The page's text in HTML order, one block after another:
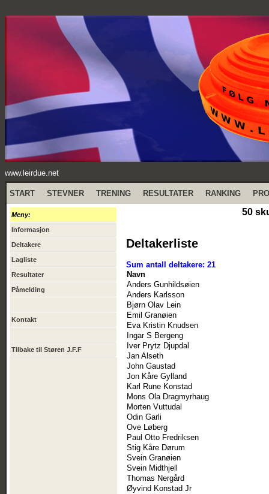
www.leirdue.net
START STEVNER TRENING RESULTATER RANKING
Meny:
Informasjon
Deltakere
Lagliste
Resultater
Påmelding
Kontakt
Tilbake til Støren J.F.F
50
Deltakerliste
Sum antall deltakere: 21
Navn
Anders Gunhildsøien
Anders Karlsson
Bjørn Olav Lein
Emil Granøien
Eva Kristin Knudsen
Ingar S Bergeng
Iver Prytz Djupdal
Jan Alseth
John Gaustad
Jon Kåre Gylland
Karl Rune Konstad
Mons Ola Dragmyrhaug
Morten Vuttudal
Odin Garli
Ove Løberg
Paul Otto Fredriksen
Stig Kåre Dørum
Svein Granøien
Svein Midthjell
Thomas Nergård
Øyvind Konstad Jr